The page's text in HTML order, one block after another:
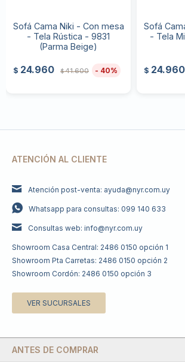
Sofá Cama Niki - Con mesa
- Tela Rústica - 9831
(Parma Beige)
$ 24.960 $41.600 40
Sofá
- Tela
$ 24.960
ATENCIÓN AL CLIENTE
Atención post-venta: ayuda@nyr.com.uy
Whatsapp para consultas: 099 140 633
Consultas web: info@nyr.com.uy
Showroom Casa Central: 2486 0150 opción 1
Showroom Pta Carretas: 2486 0150 opción 2
Showroom Cordón: 2486 0150 opción 3
VER SUCURSALES
ANTES DE COMPRAR